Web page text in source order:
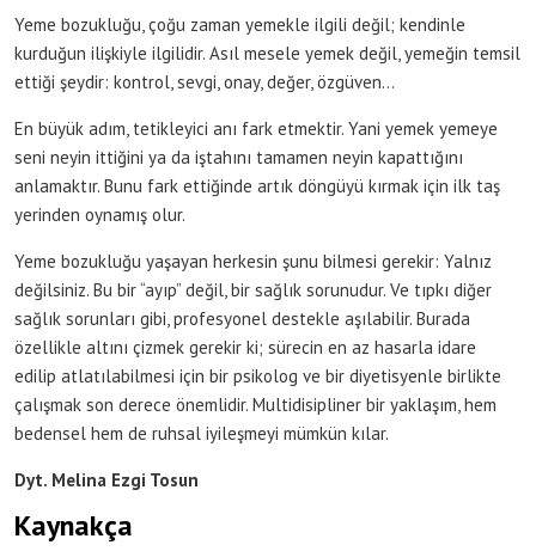
Yeme bozukluğu, çoğu zaman yemekle ilgili değil; kendinle
kurduğun ilişkiyle ilgilidir. Asıl mesele yemek değil, yemeğin temsil
ettiği şeydir: kontrol, sevgi, onay, değer, özgüven…
En büyük adım, tetikleyici anı fark etmektir. Yani yemek yemeye
seni neyin ittiğini ya da iştahını tamamen neyin kapattığını
anlamaktır. Bunu fark ettiğinde artık döngüyü kırmak için ilk taş
yerinden oynamış olur.
Yeme bozukluğu yaşayan herkesin şunu bilmesi gerekir: Yalnız
değilsiniz. Bu bir “ayıp” değil, bir sağlık sorunudur. Ve tıpkı diğer
sağlık sorunları gibi, profesyonel destekle aşılabilir. Burada
özellikle altını çizmek gerekir ki; sürecin en az hasarla idare
edilip atlatılabilmesi için bir psikolog ve bir diyetisyenle birlikte
çalışmak son derece önemlidir. Multidisipliner bir yaklaşım, hem
bedensel hem de ruhsal iyileşmeyi mümkün kılar.
Dyt. Melina Ezgi Tosun
Kaynakça